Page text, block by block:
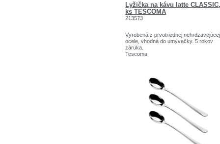
Lyžička na kávu latte
ks TESCOMA
213573
Vyrobená z prvotriednej nehrdzavejúcej
ocele, vhodná do umývačky. 5 rokov
záruka.
Tescoma